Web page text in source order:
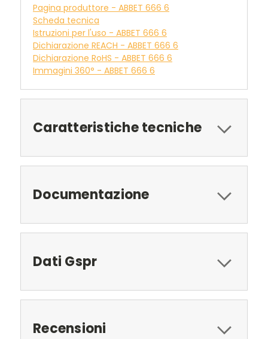
Pagina produttore - ABBET 666 6
Scheda tecnica
Istruzioni per l'uso - ABBET 666 6
Dichiarazione REACH - ABBET 666 6
Dichiarazione RoHS - ABBET 666 6
Immagini 360° - ABBET 666 6
Caratteristiche tecniche
Documentazione
Dati Gspr
Recensioni